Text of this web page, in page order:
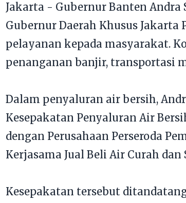
Jakarta - Gubernur Banten
Gubernur Daerah Khusus
pelayanan kepada masyarakat.
penanganan banjir, transportasi
Dalam penyaluran air bersih,
Kesepakatan Penyaluran Air
dengan Perusahaan Perseroda
Kerjasama Jual Beli Air Curah
Kesepakatan tersebut